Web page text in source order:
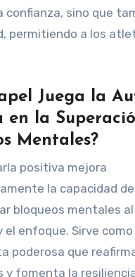
confianza, sino que
permitiendo a los
Juega la
en la
Mentales?
positiva mejora
la capacidad
bloqueos mentales
el enfoque. Sirve como
poderosa que
y fomenta la